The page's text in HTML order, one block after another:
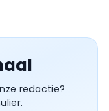
redactie?